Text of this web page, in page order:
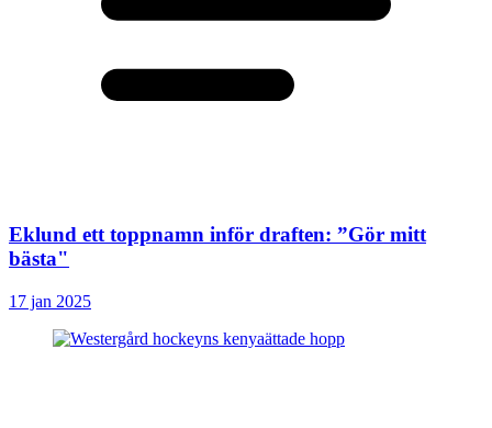
Eklund ett toppnamn inför draften: ”Gör mitt
bästa"
17 jan 2025